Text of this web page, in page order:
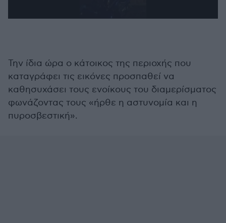
27
seconds
Την ίδια ώρα ο κάτοικος της περιοχής που
καταγράφει τις εικόνες προσπαθεί να
καθησυχάσει τους ενοίκους του διαμερίσματος
φωνάζοντας τους «ήρθε η αστυνομία και η
πυροσβεστική».